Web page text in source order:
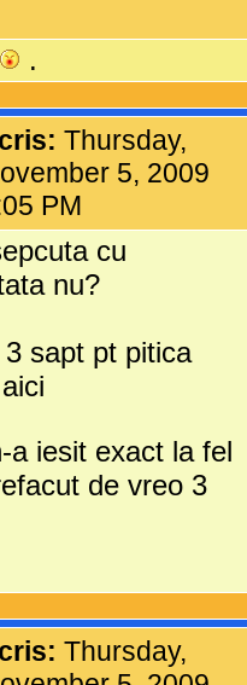
.
Thursday,
5, 2009
PM
cu
nu?
sapt pt pitica
a iesit exact la fel
de vreo 3
Thursday,